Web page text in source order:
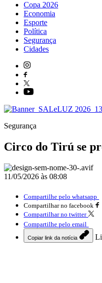
Copa 2026
Economia
Esporte
Política
Segurança
Cidades
Segurança
Circo do Tirú se
11/05/2026 às 08:08
Compartilhe pelo whatsapp
Compartilhar no facebook
Compartilhar no twitter
Compartilhe pelo email
Copiar link da notícia